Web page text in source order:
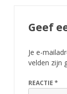
Geef
Je e-
velden zijn
REACTIE *